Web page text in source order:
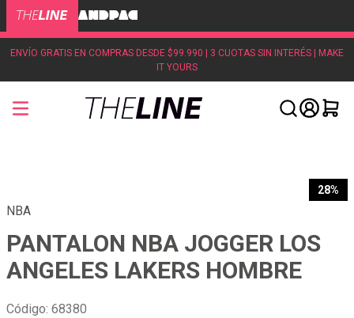
ENVÍO GRATIS EN COMPRAS DESDE $99.990 | 3 CUOTAS SIN INTERÉS | MAKE
IT YOURS
28%
NBA
PANTALON NBA JOGGER LOS
ANGELES LAKERS HOMBRE
Código: 68380